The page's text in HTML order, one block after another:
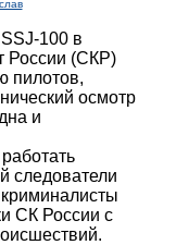
100 в
России (СКР)
пилотов,
осмотр
и
следователи
СК России с